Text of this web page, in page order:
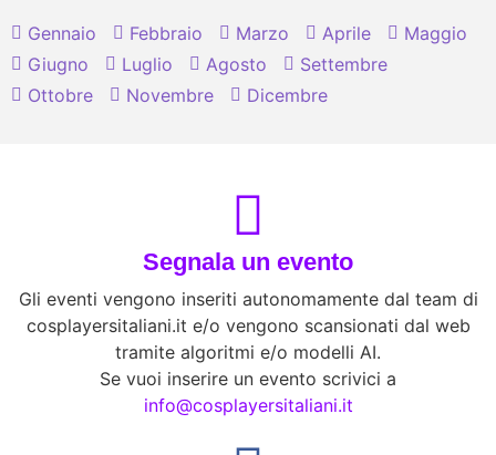
Gennaio Febbraio Marzo Aprile
Maggio
Giugno
Luglio Agosto
Settembre
Ottobre
Novembre Dicembre
Segnala un evento
Gli eventi vengono inseriti autonomamente dal team di
cosplayersitaliani.it e/o vengono scansionati dal web
tramite algoritmi e/o modelli AI.
Se vuoi inserire un evento scrivici a
info@cosplayersitaliani.it